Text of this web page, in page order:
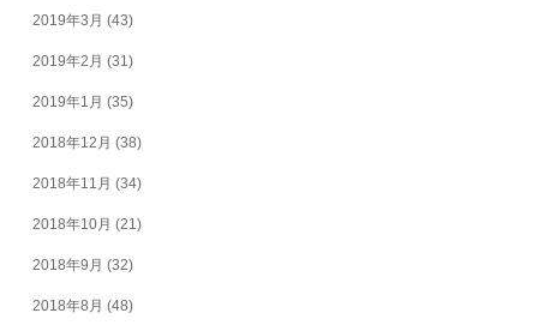
2019年3月 (43)
2019年2月 (31)
2019年1月 (35)
2018年12月 (38)
2018年11月 (34)
2018年10月 (21)
2018年9月 (32)
2018年8月 (48)